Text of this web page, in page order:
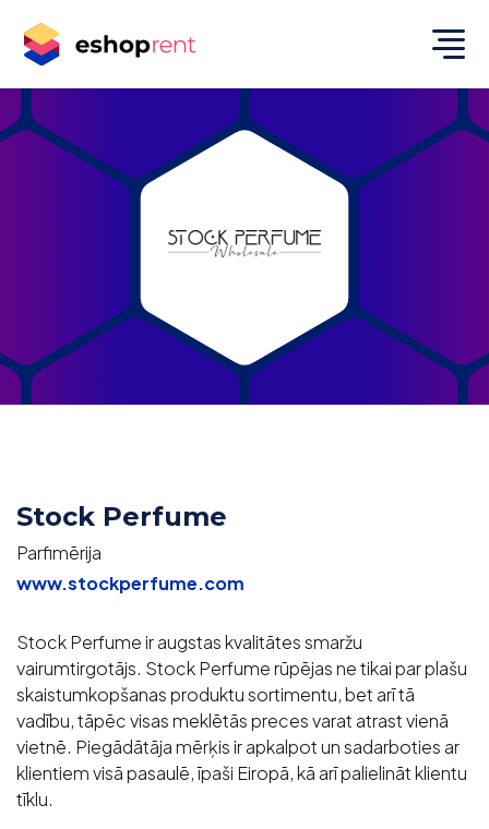
Stock Perfume
Parfimērija
www.stockperfume.com
Stock Perfume ir augstas kvalitātes smaržu
vairumtirgotājs. Stock Perfume rūpējas ne tikai par plašu
skaistumkopšanas produktu sortimentu, bet arī tā
vadību, tāpēc visas meklētās preces varat atrast vienā
vietnē. Piegādātāja mērķis ir apkalpot un sadarboties ar
klientiem visā pasaulē, īpaši Eiropā, kā arī palielināt klientu
tīklu.